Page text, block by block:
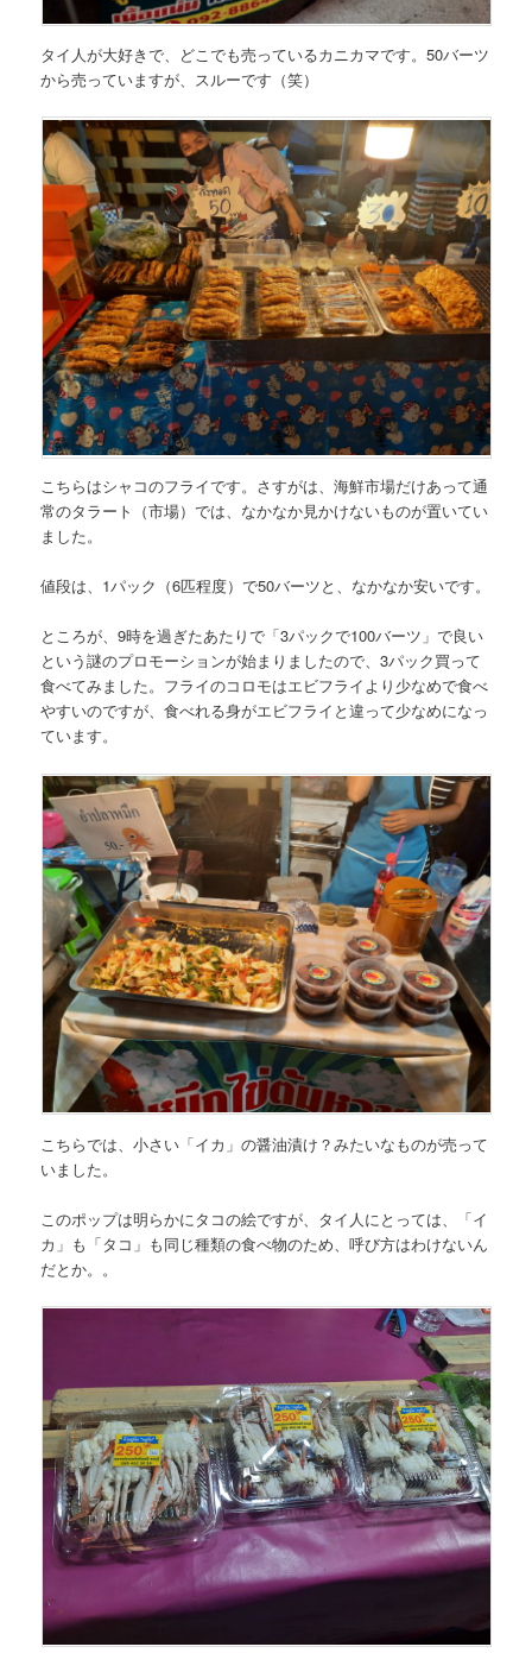
タイ人が大好きで、どこでも売っているカニカマです。50バーツ
から売っていますが、スルーです（笑）
こちらはシャコのフライです。さすがは、海鮮市場だけあって通
常のタラート（市場）では、なかなか見かけないものが置いてい
ました。
値段は、 1パック（6匹程度）で50バーツと、なかなか安いです。
ところが、9時を過ぎたあたりで 「3パックで100バーツ 」で良い
という謎のプロモーションが始まりましたので、3パック買って
食べてみました。フライのコロモはエビフライより少なめで食べ
やすいのですが、食べれる身がエビフライと違って少なめになっ
ています。
こちらでは、小さい 「イカ」の醤油漬け？みたいなものが売って
いました。
このポップは明らかにタコの絵ですが、タイ人にとっては、「イ
カ」も「タコ」も同じ種類の食べ物のため、呼び方はわけないん
だとか。。